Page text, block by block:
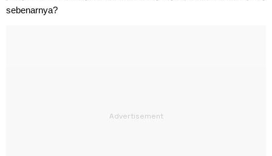
sebenarnya?